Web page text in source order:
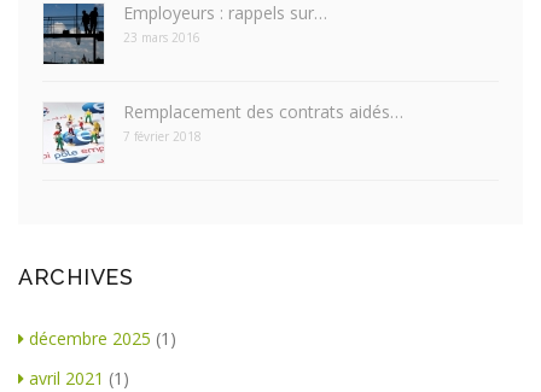
Employeurs : rappels sur…
23 mars 2016
Remplacement des contrats aidés…
7 février 2018
ARCHIVES
décembre 2025 (1)
avril 2021 (1)